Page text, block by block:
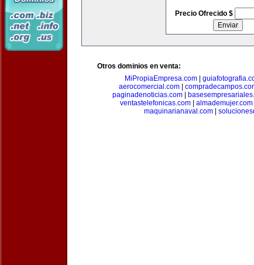
Precio Ofrecido $
Otros dominios en venta:
MiPropiaEmpresa.com
aerocomercial.com|
paginadenoticias.com
ventastelefonicas.com| almademujer.com|
maquinarianaval.com|